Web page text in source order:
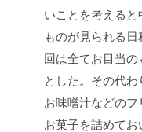
いことを考える
ものが見られる
回は全てお目当
とした。その代わ
お味噌汁などの
お菓子を詰めて